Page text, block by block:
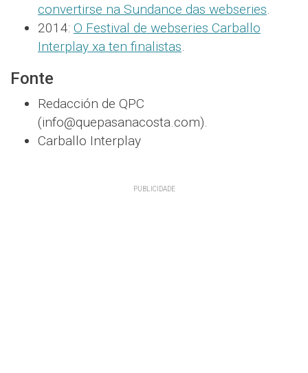
convertirse na Sundance das webseries.
2014: O Festival de webseries Carballo
Interplay xa ten finalistas.
Fonte
Redacción de QPC
(info@quepasanacosta.com).
Carballo Interplay